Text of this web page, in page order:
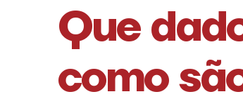
Que
como